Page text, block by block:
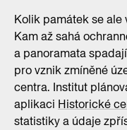
Kolik památek se ale
Kam až sahá
a panoramata
pro vznik zmíněné
centra. Institut
aplikaci Historické
statistiky a údaje